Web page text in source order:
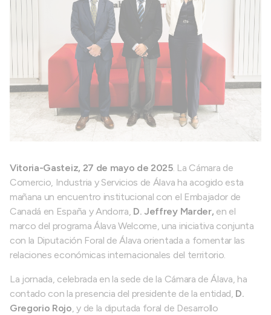
Vitoria-Gasteiz, 27 de mayo de 2025. La Cámara de
Comercio, Industria y Servicios de Álava ha acogido esta
mañana un encuentro institucional con el Embajador de
Canadá en España y Andorra, D. Jeffrey Marder, en el
marco del programa Álava Welcome, una iniciativa conjunta
con la Diputación Foral de Álava orientada a fomentar las
relaciones económicas internacionales del territorio.
La jornada, celebrada en la sede de la Cámara de Álava, ha
contado con la presencia del presidente de la entidad, D.
Gregorio Rojo, y de la diputada foral de Desarrollo